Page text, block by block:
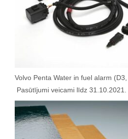
Volvo Penta Water in fuel alarm
Pasūtījumi veicami līdz 31.10.2021.